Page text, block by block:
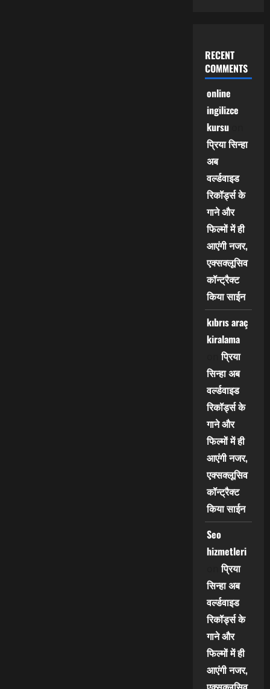
RECENT
COMMENTS
online
ingilizce
kursuon
प्रिया सिन्हा
अब
वर्ल्डवाइड
रिकॉर्ड्स के
गाने और
फिल्मों में ही
आएंगी नजर,
एक्सक्लूसिव
कॉन्ट्रैक्ट
किया साईन
kıbrıs araç
kiralama
onप्रिया
सिन्हा अब
वर्ल्डवाइड
रिकॉर्ड्स के
गाने और
फिल्मों में ही
आएंगी नजर,
एक्सक्लूसिव
कॉन्ट्रैक्ट
किया साईन
Seo
hizmetleri
onप्रिया
सिन्हा अब
वर्ल्डवाइड
रिकॉर्ड्स के
गाने और
फिल्मों में ही
आएंगी नजर,